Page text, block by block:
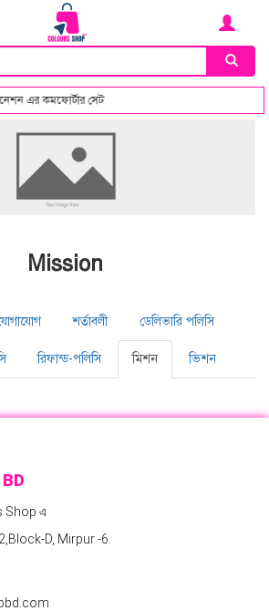
এর কমফোর্টার সেট
Mission
শর্তাবলী ডেলিভারি পলিসি
রিফান্ড-পলিসি মিশন ভিশন
Shop এ
D, Mirpur -6.